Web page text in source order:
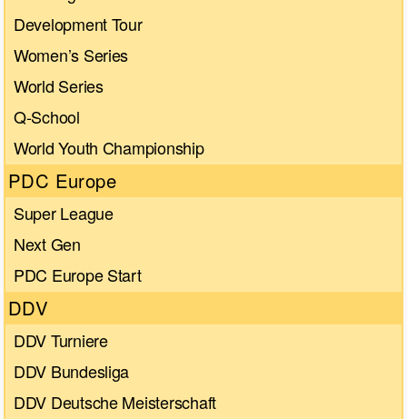
Development Tour
Women’s Series
World Series
Q-School
World Youth Championship
PDC Europe
Super League
Next Gen
PDC Europe Start
DDV
DDV Turniere
DDV Bundesliga
DDV Deutsche Meisterschaft